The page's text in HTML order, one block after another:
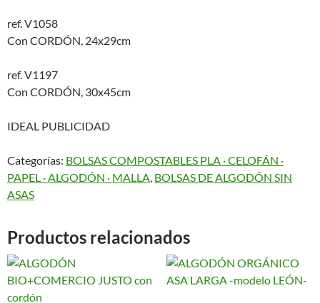
ref. V1058
Con CORDÓN, 24x29cm
ref. V1197
Con CORDÓN, 30x45cm
IDEAL PUBLICIDAD
Categorías: BOLSAS COMPOSTABLES PLA · CELOFÁN ·
PAPEL · ALGODÓN · MALLA BOLSAS DE ALGODÓN SIN
ASAS
Productos relacionados